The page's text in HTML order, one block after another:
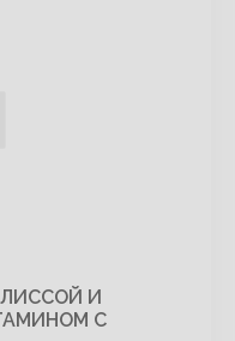
И
С